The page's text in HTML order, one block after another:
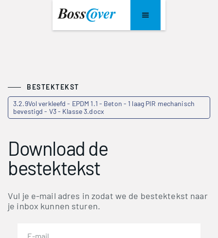
BESTEKTEKST
3.2.9Vol verkleefd - EPDM 1.1 - Beton - 1 laag PIR mechanisch
bevestigd - V3 - Klasse 3.docx
Download de
bestektekst
Vul je e-mail adres in zodat we de bestektekst naar
je inbox kunnen sturen.